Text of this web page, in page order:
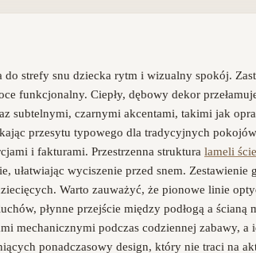
strefy snu dziecka rytm i wizualny spokój.
funkcjonalny. Ciepły, dębowy dekor
czarnymi akcentami, takimi jak
przesytu typowego dla tradycyjnych
i fakturami. Przestrzenna struktura lameli
wyciszenie przed snem. Zestawienie
Warto zauważyć, że pionowe linie
płynne przejście między podłogą a ścianą
mechanicznymi podczas codziennej zabawy,
ponadczasowy design, który nie traci na